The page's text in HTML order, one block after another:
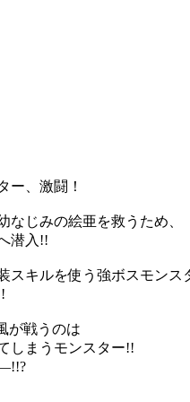
ー、激闘！
なじみの絵亜を救うため、
潜入!!
スキルを使う強ボスモンス
が戦うのは
しまうモンスター!!